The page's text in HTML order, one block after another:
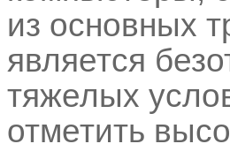
из основных
является
тяжелых
отметить